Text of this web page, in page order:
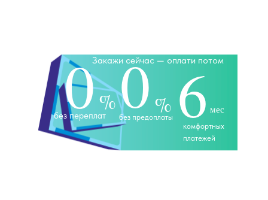
Наши менеджеры используют
WhatsApp для
связи, напишите нам для консультации
Закажи сейчас — оплати потом
0%0 % 6 мес
без переплат
без предоплаты
комфортных
платежей